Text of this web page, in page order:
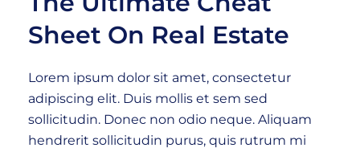
Sheet On Real Estate
Lorem ipsum dolor sit amet, consectetur
adipiscing elit. Duis mollis et sem sed
sollicitudin. Donec non odio neque. Aliquam
hendrerit sollicitudin purus, quis rutrum mi